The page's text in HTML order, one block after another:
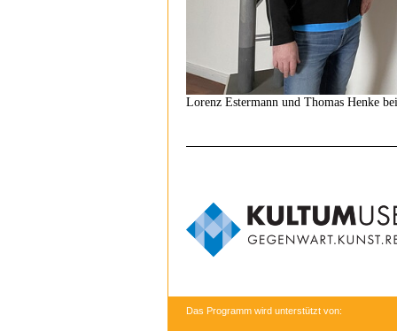
Lorenz Estermann und Thomas Henke
Das Programm wird unterstützt von: